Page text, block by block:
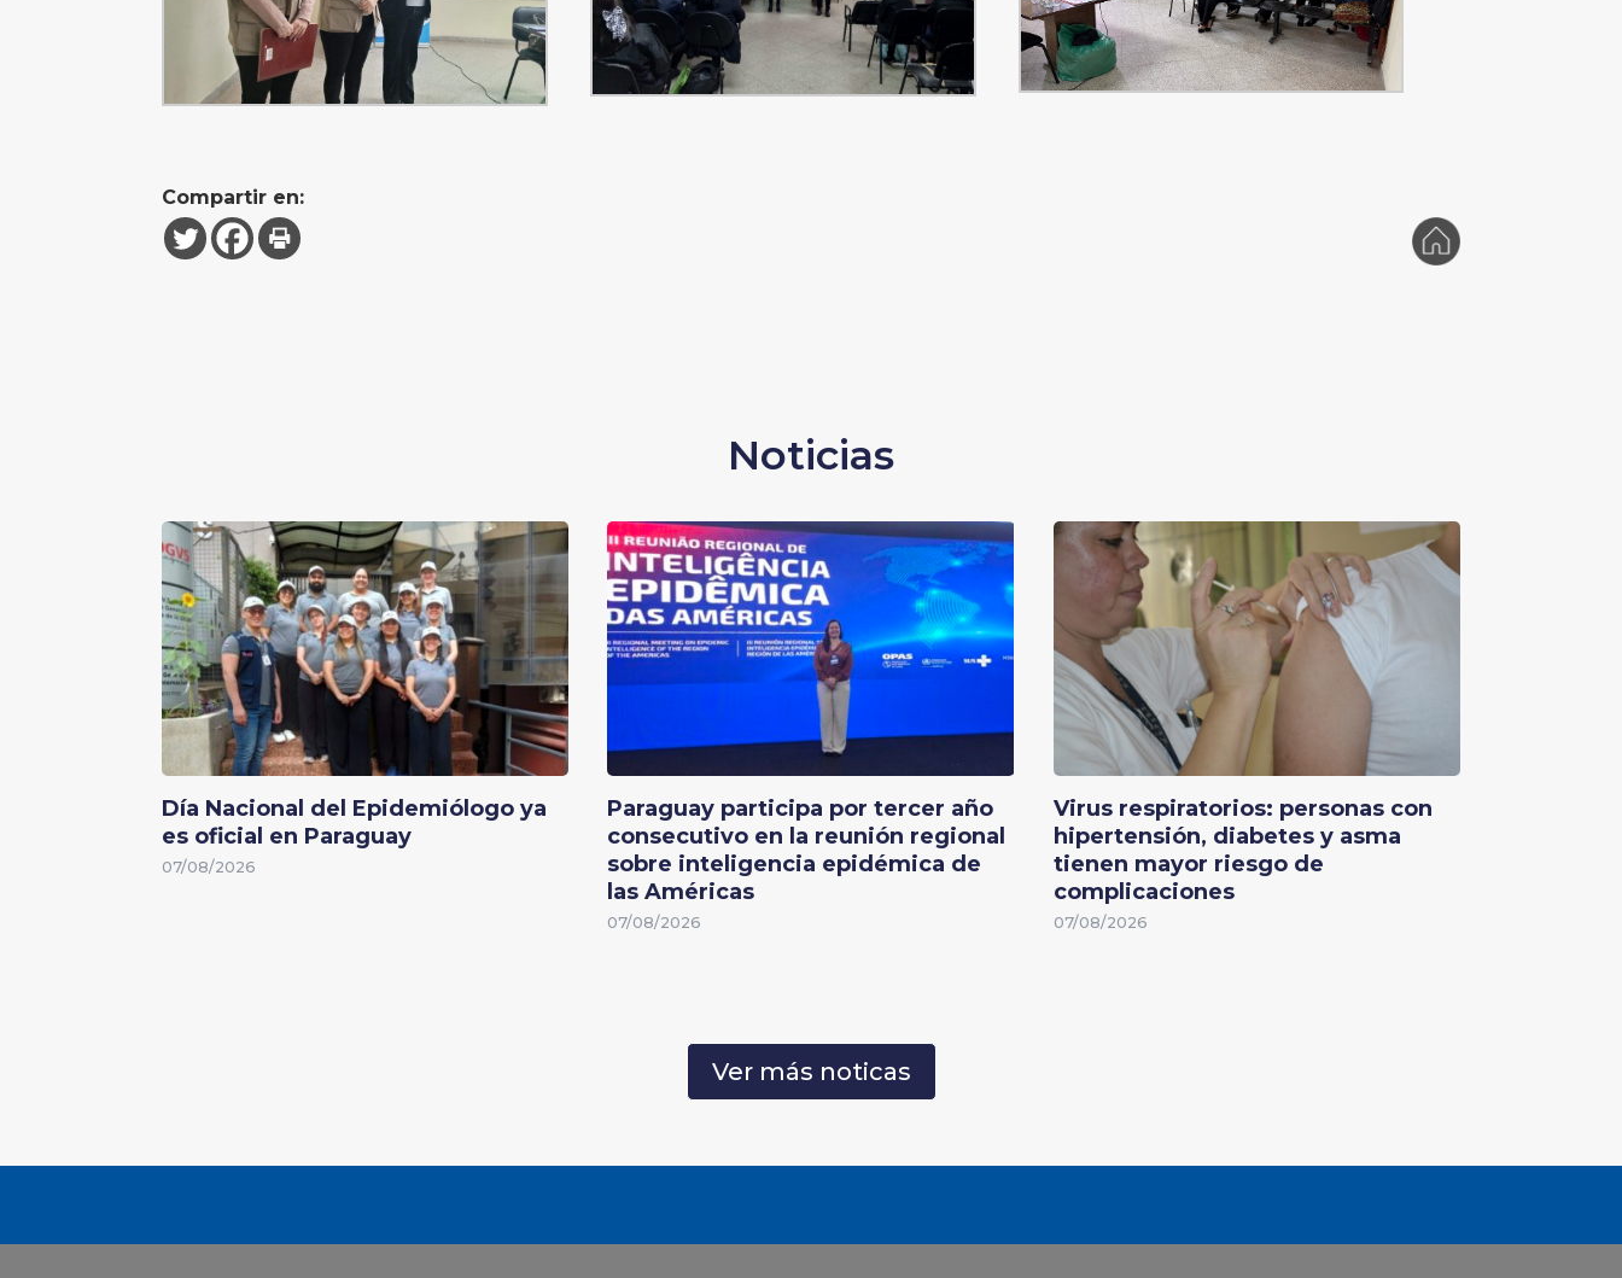
Compartir en:
Noticias
Día Nacional del Epidemiólogo ya
es oficial en Paraguay
07/08/2026
Paraguay participa por tercer año
consecutivo en la reunión regional
sobre inteligencia epidémica de
las Américas
07/08/2026
Virus respiratorios: personas con
hipertensión, diabetes y asma
tienen mayor riesgo de
complicaciones
07/08/2026
Ver más noticas